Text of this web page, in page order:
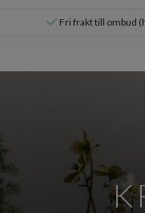
Fri frakt till ombud